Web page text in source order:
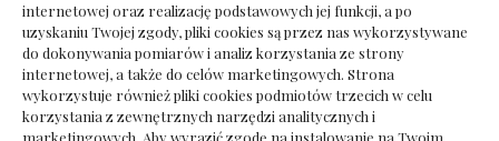
internetowej oraz realizację podstawowych jej funkcji, a po
uzyskaniu Twojej zgody, pliki cookies są przez nas wykorzystywane
do dokonywania pomiarów i analiz korzystania ze strony
internetowej, a także do celów marketingowych. Strona
wykorzystuje również pliki cookies podmiotów trzecich w celu
korzystania z zewnętrznych narzędzi analitycznych i
marketingowych. Aby wyrazić zgodę na instalowanie na Twoim
Deska podłogowa do salonu: jak wybrać bez
pośpiechu